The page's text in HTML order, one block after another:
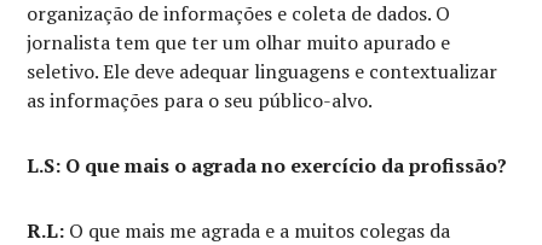
organização de informações e coleta de dados. O
jornalista tem que ter um olhar muito apurado e
seletivo. Ele deve adequar linguagens e contextualizar
as informações para o seu público-alvo.
L.S: O que mais o agrada no exercício da profissão?
R.L: O que mais me agrada e a muitos colegas da